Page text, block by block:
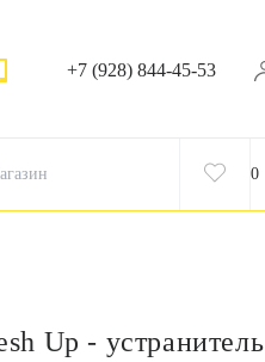
+7 (928) 844-45-53
0
Up - устранитель